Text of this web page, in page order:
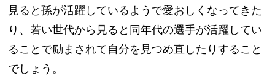
見ると孫が活躍しているようで愛おしくなってきた
り、若い世代から見ると同年代の選手が活躍してい
ることで励まされて自分を見つめ直したりすること
でしょう。